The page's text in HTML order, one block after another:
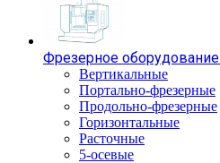
Фрезерное оборудование
Вертикальные
Портально-фрезерные
Продольно-фрезерные
Горизонтальные
Расточные
5-осевые